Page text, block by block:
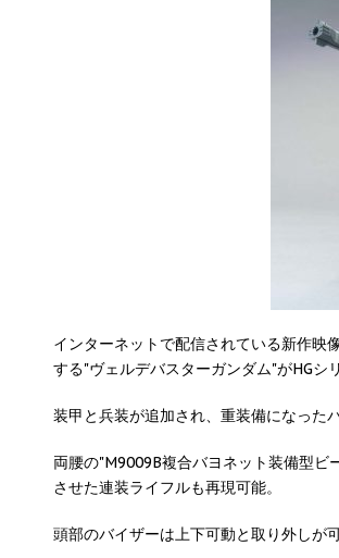
インターネットで配信されている新作映
する"ヴェルデバスターガンダム"がHGシ
装甲と兵装が追加され、重装備になった
両腰の"M9009B複合バヨネット装備型
させた連装ライフルも再現可能。
頭部のバイザーは上下可動と取り外しが可